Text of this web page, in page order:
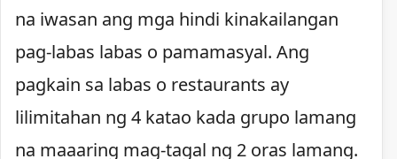
na iwasan ang mga hindi kinakailangan
pag-labas labas o pamamasyal. Ang
pagkain sa labas o restaurants ay
lilimitahan ng 4 katao kada grupo lamang
na maaaring mag-tagal ng 2 oras lamang.